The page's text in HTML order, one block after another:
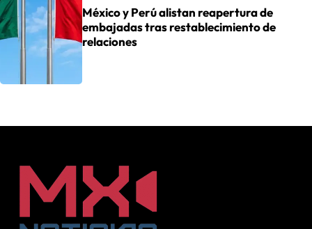
México y Perú alistan reapertura de
embajadas tras restablecimiento de
relaciones